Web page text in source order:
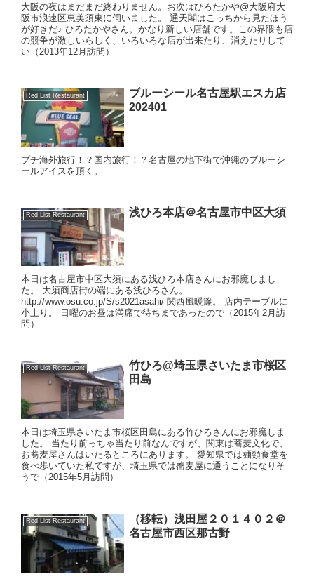
大阪の夜はまだまだ終わりません。お次はひろたかや@大阪府大
阪市浪速区恵美須東に伺いました。 通天閣はこっちから見たほう
が好きだ♪ ひろたかやさん。かなり新しい店舗です。この界隈も店
の競争が激しいらしく、いろいろな店が出来たり、消えたりして
い（2013年12月訪問）
Red List Restaurant
ブルーシール名古屋駅エスカ店
202401
プチ海外旅行！？国内旅行！？名古屋の地下街で沖縄のブルーシ
ールアイスを頂く。
Red List Restaurant 浅ひろ本店＠名古屋市中区大須
本日は名古屋市中区大須にある浅ひろ本店さんにお邪魔しまし
た。 大須商店街の端にある浅ひろさん。
http://www.osu.co.jp/S/s2021asahi/ 関西風暖簾。 店内テーブルに
小上り。 日曜のお昼は満席で待ちまであったので（2015年2月訪
問）
Red List Restaurant
竹ひろ@埼玉県さいたま市桜区
田島
本日は埼玉県さいたま市桜区田島にある竹ひろさんにお邪魔しま
した。 当たり前っちゃ当たり前なんですが、関東は蕎麦文化で、
お蕎麦屋さんはいたるところにあります。 愛知県では麺類食堂を
食べ歩いていた私ですが、埼玉県では蕎麦屋に通うことになりそ
うで（2015年5月訪問）
Red List Restaurant
（移転）浅田屋２０１４０２＠
名古屋市西区那古野